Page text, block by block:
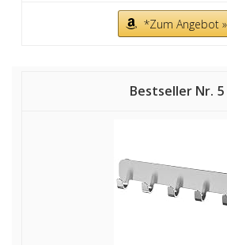
*Zum Angebot »
5